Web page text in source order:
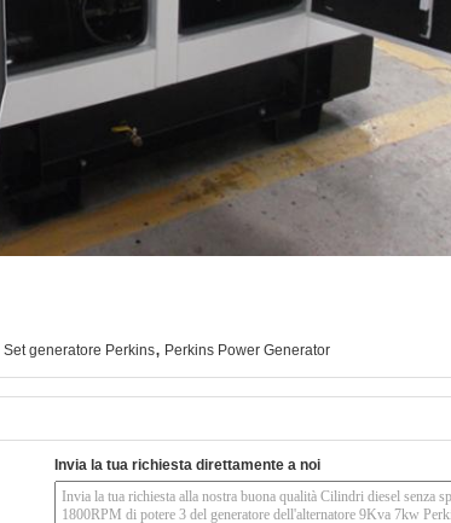
Set generatore Perkins, Perkins Power Generator
Invia la tua richiesta direttamente a noi